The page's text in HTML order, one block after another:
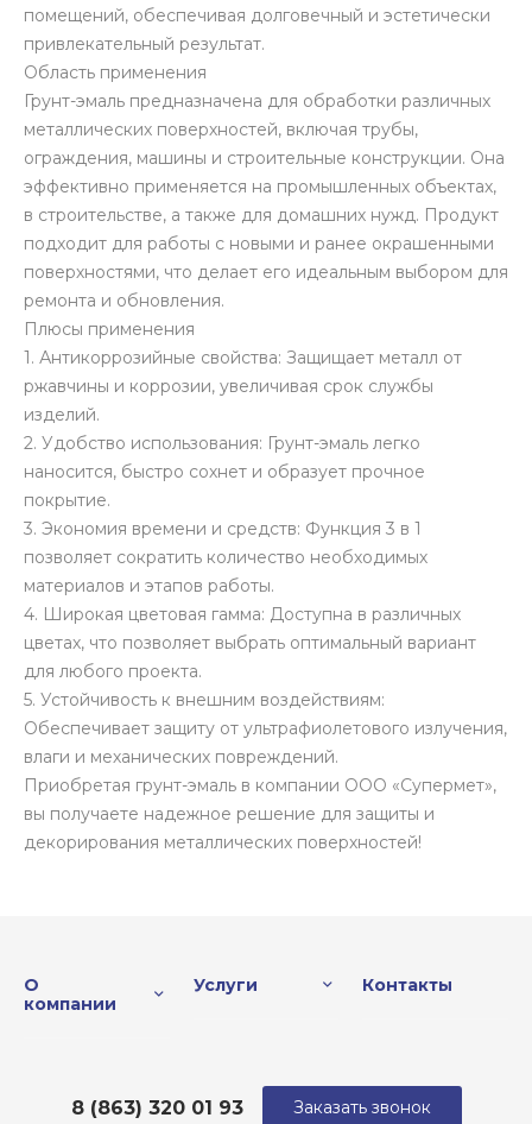
помещений, обеспечивая долговечный и эстетически
привлекательный результат.
Область применения
Грунт-эмаль предназначена для обработки различных
металлических поверхностей, включая трубы,
ограждения, машины и строительные конструкции. Она
эффективно применяется на промышленных объектах,
в строительстве, а также для домашних нужд. Продукт
подходит для работы с новыми и ранее окрашенными
поверхностями, что делает его идеальным выбором для
ремонта и обновления.
Плюсы применения
1. Антикоррозийные свойства: Защищает металл от
ржавчины и коррозии, увеличивая срок службы
изделий.
2. Удобство использования: Грунт-эмаль легко
наносится, быстро сохнет и образует прочное
покрытие.
3. Экономия времени и средств: Функция 3 в 1
позволяет сократить количество необходимых
материалов и этапов работы.
4. Широкая цветовая гамма: Доступна в различных
цветах, что позволяет выбрать оптимальный вариант
для любого проекта.
5. Устойчивость к внешним воздействиям:
Обеспечивает защиту от ультрафиолетового излучения,
влаги и механических повреждений.
Приобретая грунт-эмаль в компании ООО «Супермет»,
вы получаете надежное решение для защиты и
декорирования металлических поверхностей!
О
компании
Услуги Контакты
8 (863) 320 01 93 Заказать звонок